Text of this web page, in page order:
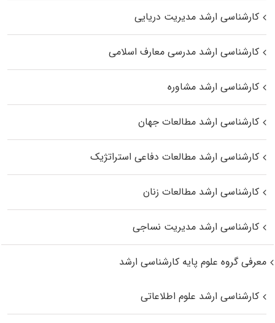
کارشناسی ارشد مدیریت دریایی
کارشناسی ارشد مدرسی معارف اسلامی
کارشناسی ارشد مشاوره
کارشناسی ارشد مطالعات جهان
کارشناسی ارشد مطالعات دفاعی استراتژیک
کارشناسی ارشد مطالعات زنان
کارشناسی ارشد مدیریت نساجی
معرفی گروه علوم پایه کارشناسی ارشد
کارشناسی ارشد علوم اطلاعاتی